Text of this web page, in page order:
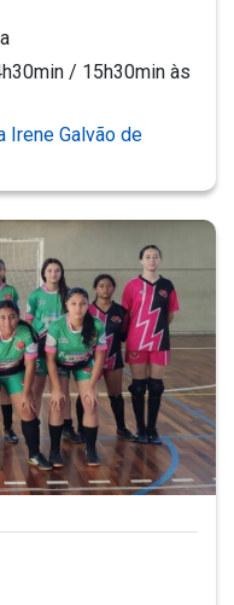
/ 15h30min às
Irene Galvão de